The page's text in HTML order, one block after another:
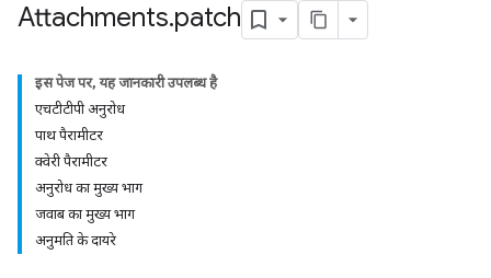
Attachments.patch
इस पेज पर, यह जानकारी उपलब्ध है
एचटीटीपी अनुरोध
पाथ पैरामीटर
क्वेरी पैरामीटर
अनुरोध का मुख्य भाग
जवाब का मुख्य भाग
अनुमति के दायरे